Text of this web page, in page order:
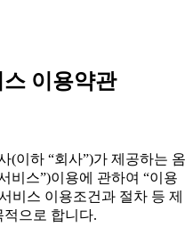
이용약관
(이하 “회사”)가 제공하는 옴
비스”)이용에 관하여 “이용
비스 이용조건과 절차 등 제
으로 합니다.